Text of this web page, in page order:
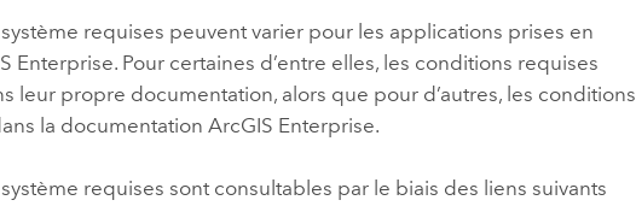
requises peuvent varier pour les applications prises en
Enterprise. Pour certaines d’entre elles, les conditions requises
leur propre documentation, alors que pour d’autres, les conditions
la documentationArcGIS Enterprise.
requises sont consultables par le biais des liens suivants